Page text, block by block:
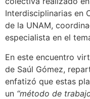
Interdisciplinarias en
de la UNAM,
especialista en el
En este encuentro
de Saúl Gómez,
enfatizó que estas
un “método de